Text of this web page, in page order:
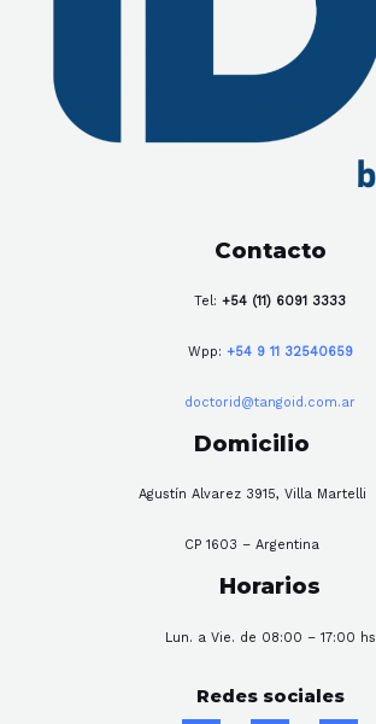
Contacto
Tel: +54 (11) 6091 3333
Wpp: +54 9 11 32540659
doctorid@tangoid.com.ar
Domicilio
Agustín Alvarez 3915, Villa Martelli
CP 1603 – Argentina
Horarios
Lun. a Vie. de 08:00 – 17:00 hs
Redes sociales